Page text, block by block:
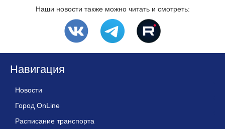
Наши новости также можно читать и смотреть:
Навигация
Новости
Город OnLine
Расписание транспорта